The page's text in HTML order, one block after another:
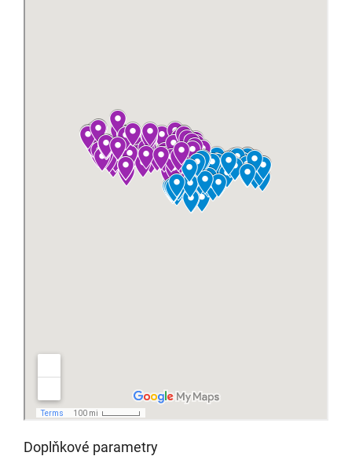
Doplňkové parametry